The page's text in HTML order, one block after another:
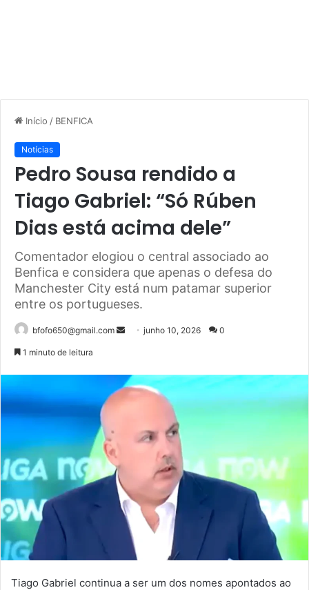
Início / BENFICA
Notícias
Pedro Sousa rendido a
Tiago Gabriel: “Só Rúben
Dias está acima dele”
Comentador elogiou o central associado ao
Benfica e considera que apenas o defesa do
Manchester City está num patamar superior
entre os portugueses.
bfofo650@gmail.com
Mande
mail
junho 10, 2026 0
1 minuto de leitura
Tiago Gabriel continua a ser um dos nomes apontados ao